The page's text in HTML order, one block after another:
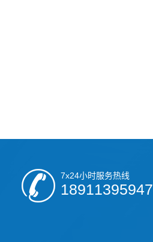
7x24小时服务热线
18911395947